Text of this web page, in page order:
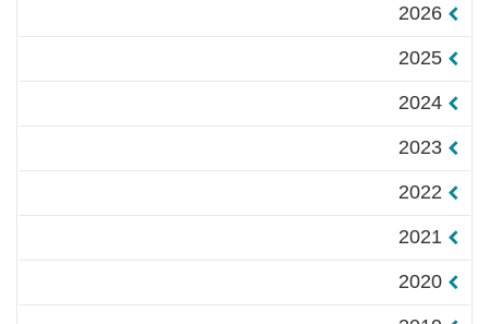
2026
2025
2024
2023
2022
2021
2020